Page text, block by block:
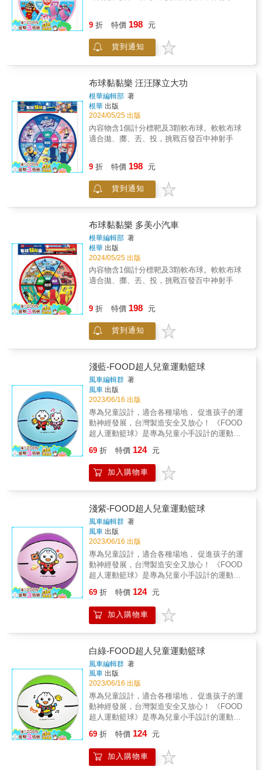
9 折 特價 198 元
貨到通知
布球黏黏樂 汪汪隊立大功
根華編輯部 著
根華 出版
2024/05/25 出版
內容物含1個計分標靶及3顆軟布球。軟軟布球
適合拋、擲、丟、投，挑戰百發百中神射手
9 折 特價 198 元
貨到通知
布球黏黏樂 多美小汽車
根華編輯部 著
根華 出版
2024/05/25 出版
內容物含1個計分標靶及3顆軟布球。軟軟布球
適合拋、擲、丟、投，挑戰百發百中神射手
9 折 特價 198 元
貨到通知
淺藍-FOOD超人兒童運動籃球
風車編輯群 著
風車 出版
2023/06/16 出版
專為兒童設計，適合各種場地， 促進孩子的運
動神經發展，台灣製造安全又放心！ 《FOOD
超人運動籃球》是專為兒童小手設計的運動籃
起，且適合各種場地，在室內可當作彈跳玩
具，室外可實際打籃球、玩遊戲，開啟孩子的
運動智能。 本產品為台灣製造，並通過ST安全
能吸引孩子目光，也適合讓孩子學習抓握能力
與小肌肉的發展。家長可以在一旁陪伴孩子練
習丟球、拍球、拋球、投球等不同遊戲，能訓
練孩子肌肉發展與平衡能力，同時刺激動態視
覺，不僅強化兒童運動神經發展，在遊玩的過
程中也能促進親子互動關係。 商品特色 1.促進
運動神經 在投球、丟球、拍球的遊戲過程中，
能促進孩子運動神經發展，強化孩子的運動智
能。 2.顏色識別能力 鮮豔活潑的顏色，能刺激
別能力，多元認知發展。 3.強化手眼協調 動態
的籃球能刺激孩子的手部肌肉發展，同時也能
刺激動態視覺，能強化孩子的手眼協調！ 4.高
能彈跳，適合多種球類玩法。 5.通過檢驗好放
心 通過ST檢驗的安全材質，讓孩子玩得開心，
家長更放心。 6.促進親子關係 家長可以陪伴孩
子一起玩耍，促進親子互動關係，也可以共享
親密的互動時光。 商品功能 ★促進視覺發展
鮮艷又活潑的顏色能刺激孩子的動態視覺發
展。 ★訓練運動智能 遊戲過程中能訓練孩子的
運動智能，強化平衡感。 ★提升肌肉發展 幫助
孩子訓練小肌肉，強化肌肉發展。 ★強化親子
互動 家長可在旁陪伴孩子，和孩子一起丟球、
接球、打籃球，共享親子互動時光。 &
69 折 特價 124 元
加入購物車
淺紫-FOOD超人兒童運動籃球
風車編輯群 著
風車 出版
2023/06/16 出版
專為兒童設計，適合各種場地， 促進孩子的運
動神經發展，台灣製造安全又放心！ 《FOOD
超人運動籃球》是專為兒童小手設計的運動籃
起，且適合各種場地，在室內可當作彈跳玩
具，室外可實際打籃球、玩遊戲，開啟孩子的
運動智能。 本產品為台灣製造，並通過ST安全
能吸引孩子目光，也適合讓孩子學習抓握能力
與小肌肉的發展。家長可以在一旁陪伴孩子練
習丟球、拍球、拋球、投球等不同遊戲，能訓
練孩子肌肉發展與平衡能力，同時刺激動態視
覺，不僅強化兒童運動神經發展，在遊玩的過
程中也能促進親子互動關係。 商品特色 1.促進
運動神經 在投球、丟球、拍球的遊戲過程中，
能促進孩子運動神經發展，強化孩子的運動智
能。 2.顏色識別能力 鮮豔活潑的顏色，能刺激
別能力，多元認知發展。 3.強化手眼協調 動態
的籃球能刺激孩子的手部肌肉發展，同時也能
69 折 特價 124 元
加入購物車
白綠-FOOD超人兒童運動籃球
風車編輯群 著
風車 出版
2023/06/16 出版
專為兒童設計，適合各種場地， 促進孩子的運
動神經發展，台灣製造安全又放心！ 《FOOD
超人運動籃球》是專為兒童小手設計的運動籃
起，且適合各種場地，在室內可當作彈跳玩
具，室外可實際打籃球、玩遊戲，開啟孩子的
運動智能。 本產品為台灣製造，並通過ST安全
69 折 特價 124 元
加入購物車